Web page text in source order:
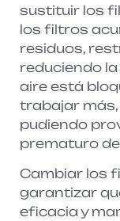
sustituir los
los filtros
residuos,
reduciendo
aire está
trabajar más,
pudiendo
prematuro
Cambiar los
garantizar
eficacia y